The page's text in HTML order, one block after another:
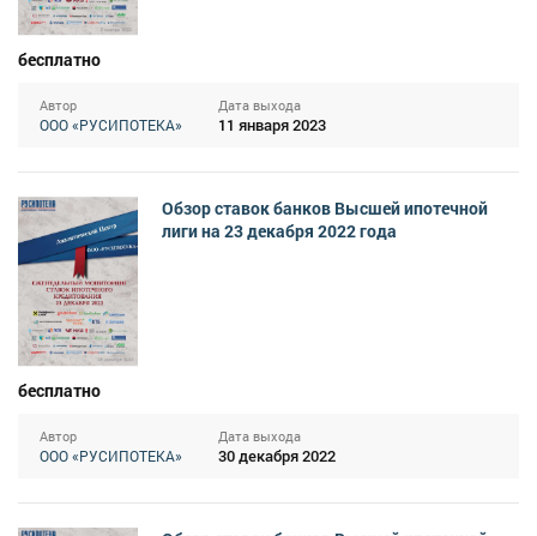
бесплатно
Автор
ООО «РУСИПОТЕКА»
Дата выхода
11 января 2023
Обзор ставок банков Высшей ипотечной
лиги на 23 декабря 2022 года
бесплатно
Автор
ООО «РУСИПОТЕКА»
Дата выхода
30 декабря 2022